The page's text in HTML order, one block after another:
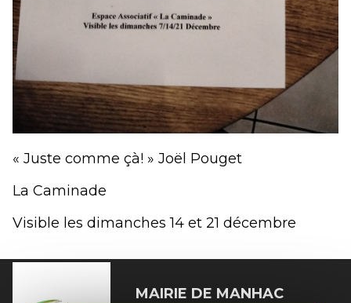
« Juste comme çà! » Joël Pouget
La Caminade
Visible les dimanches 14 et 21 décembre
MAIRIE DE MANHAC